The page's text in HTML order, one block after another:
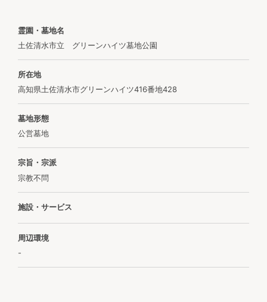
霊園・墓地名
土佐清水市立 グリーンハイツ墓地公園
所在地
高知県土佐清水市グリーンハイツ416番地428
墓地形態
公営墓地
宗旨・宗派
宗教不問
施設・サービス
周辺環境
-